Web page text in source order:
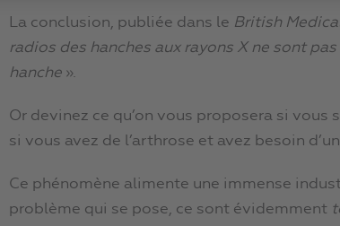
La conclusion, publiée dans le British
radios des hanches aux rayons X ne sont
hanche ».
Or devinez ce qu’on vous proposera si
si vous avez de l’arthrose et avez besoin
Ce phénomène alimente une immense
problème qui se pose, ce sont évidemment